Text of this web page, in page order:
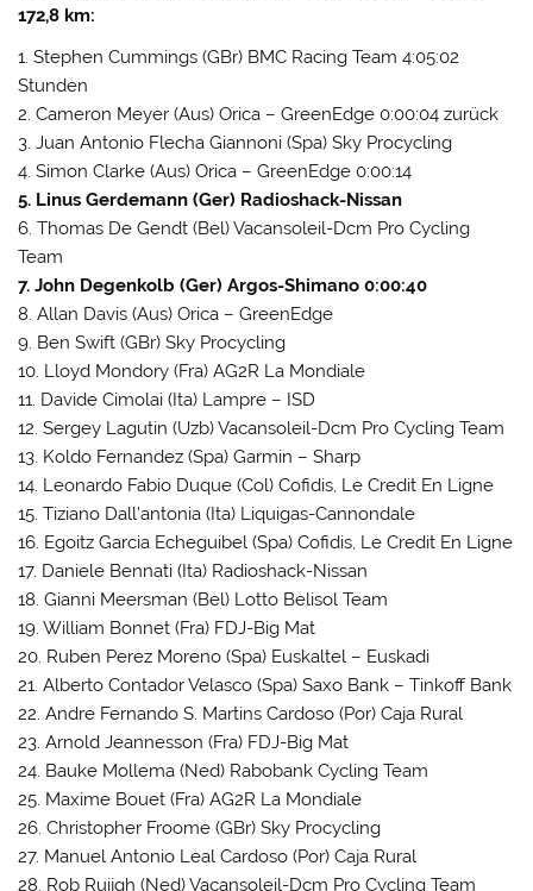
172,8 km:
1. Stephen Cummings (GBr) BMC Racing Team 4:05:02
Stunden
2. Cameron Meyer (Aus) Orica – GreenEdge 0:00:04 zurück
3. Juan Antonio Flecha Giannoni (Spa) Sky Procycling
4. Simon Clarke (Aus) Orica – GreenEdge 0:00:14
5. Linus Gerdemann (Ger) Radioshack-Nissan
6. Thomas De Gendt (Bel) Vacansoleil-Dcm Pro Cycling
Team
7. John Degenkolb (Ger) Argos-Shimano 0:00:40
8. Allan Davis (Aus) Orica – GreenEdge
9. Ben Swift (GBr) Sky Procycling
10. Lloyd Mondory (Fra) AG2R La Mondiale
11. Davide Cimolai (Ita) Lampre – ISD
12. Sergey Lagutin (Uzb) Vacansoleil-Dcm Pro Cycling Team
13. Koldo Fernandez (Spa) Garmin – Sharp
14. Leonardo Fabio Duque (Col) Cofidis, Le Credit En Ligne
15. Tiziano Dall’antonia (Ita) Liquigas-Cannondale
16. Egoitz Garcia Echeguibel (Spa) Cofidis, Le Credit En Ligne
17. Daniele Bennati (Ita) Radioshack-Nissan
18. Gianni Meersman (Bel) Lotto Belisol Team
19. William Bonnet (Fra) FDJ-Big Mat
20. Ruben Perez Moreno (Spa) Euskaltel – Euskadi
21. Alberto Contador Velasco (Spa) Saxo Bank – Tinkoff Bank
22. Andre Fernando S. Martins Cardoso (Por) Caja Rural
23. Arnold Jeannesson (Fra) FDJ-Big Mat
24. Bauke Mollema (Ned) Rabobank Cycling Team
25. Maxime Bouet (Fra) AG2R La Mondiale
26. Christopher Froome (GBr) Sky Procycling
27. Manuel Antonio Leal Cardoso (Por) Caja Rural
28. Rob Ruijgh (Ned) Vacansoleil-Dcm Pro Cycling Team